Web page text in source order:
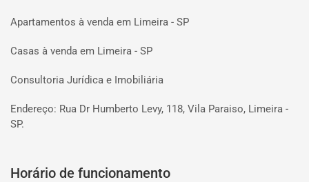
Apartamentos à venda em Limeira - SP
Casas à venda em Limeira - SP
Consultoria Jurídica e Imobiliária
Endereço: Rua Dr Humberto Levy, 118, Vila Paraiso, Limeira -
SP.
Horário de funcionamento